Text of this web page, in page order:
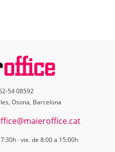
54 08592
Osona, Barcelona
· vie. de 8:00 a 15:00h